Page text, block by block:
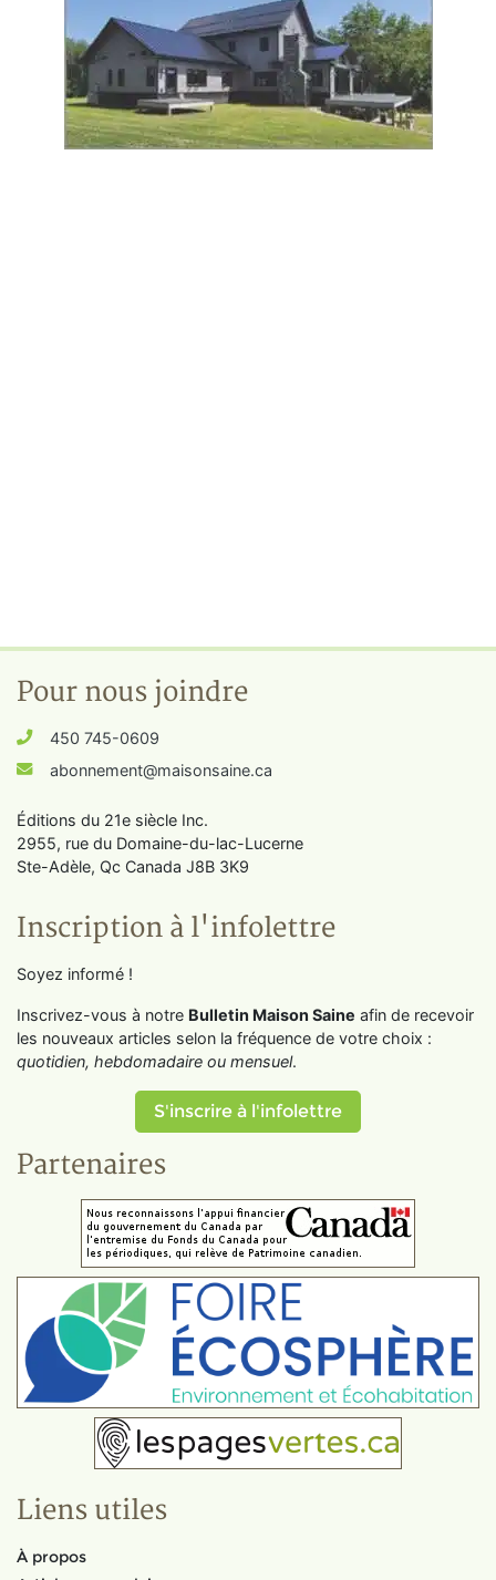
Pour nous joindre
450 745-0609
abonnement@maisonsaine.ca
Éditions du 21e siècle Inc.
2955, rue du Domaine-du-lac-Lucerne
Ste-Adèle, Qc Canada J8B 3K9
Inscription à l'infolettre
Soyez informé !
Inscrivez-vous à notre Bulletin Maison Saine afin de recevoir
les nouveaux articles selon la fréquence de votre choix :
quotidien, hebdomadaire ou mensuel.
S'inscrire à l'infolettre
Partenaires
Liens utiles
À propos